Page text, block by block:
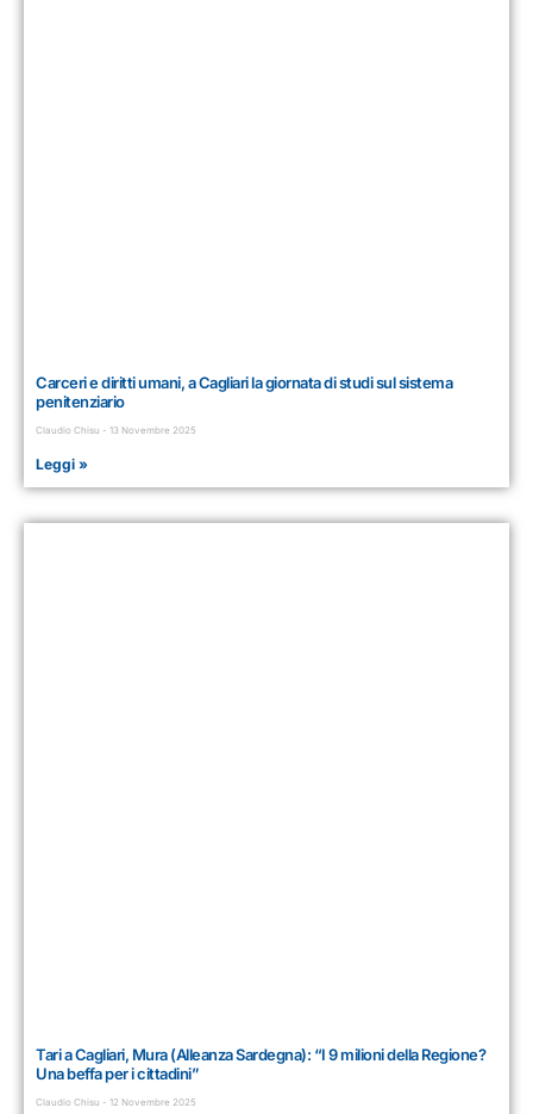
Carceri e diritti umani, a Cagliari la giornata di studi sul sistema
penitenziario
Claudio Chisu 13 Novembre 2025
Leggi »
Tari a Cagliari, Mura (Alleanza Sardegna): “I 9 milioni della Regione?
Una beffa per i cittadini”
Claudio Chisu 12 Novembre 2025